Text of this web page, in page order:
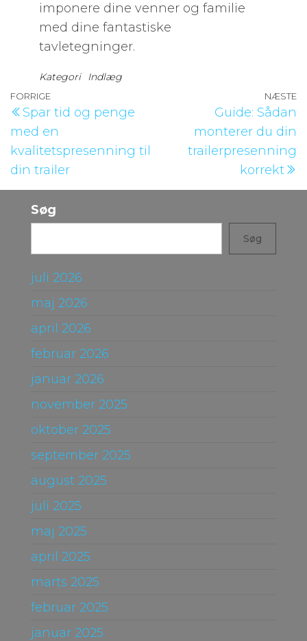
imponere dine venner og familie
med dine fantastiske
tavletegninger.
Kategori Indlæg
Indlægsnavigation
Forrige
indlæg
FORRIGE
Spar tid og penge
med en
kvalitetspresenning til
din trailer
NÆSTE
Guide: Sådan
monterer du din
trailerpresenning
korrekt
Søg
Søg
juli 2026
maj 2026
april 2026
februar 2026
januar 2026
november 2025
oktober 2025
september 2025
august 2025
juli 2025
maj 2025
april 2025
marts 2025
februar 2025
januar 2025